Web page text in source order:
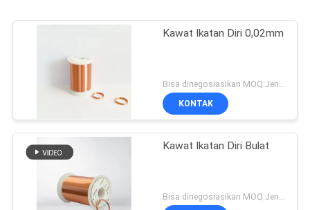
Kawat Ikatan Diri 0,02mm
Bisa dinegosiasikan MOQ:Jenis yang berbeda dengan MOQ berbeda
KONTAK
Kawat Ikatan Diri Bulat